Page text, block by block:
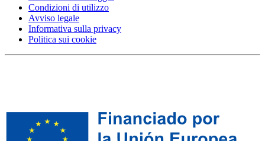
Condizioni di utilizzo
Avviso legale
Informativa sulla privacy
Politica sui cookie